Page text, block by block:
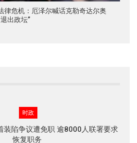
律危机：厄泽尔喊话克勒奇达尔奥
出政坛”
时政
装陷争议遭免职 逾8000人联署要求
恢复职务